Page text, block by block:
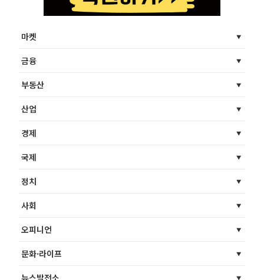
마켓
금융
부동산
산업
경제
국제
정치
사회
오피니언
문화·라이프
뉴스발전소